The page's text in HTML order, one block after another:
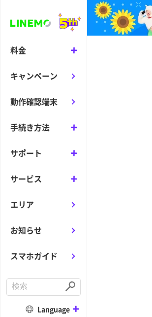
料金
キャンペーン
動作確認端末
手続き方法
サポート
サービス
エリア
お知らせ
スマホガイド
n
S
u
m
Language